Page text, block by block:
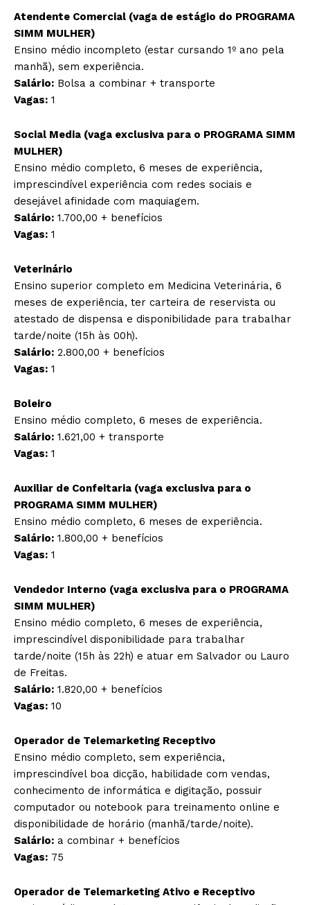
Atendente Comercial (vaga de estágio do PROGRAMA
SIMM MULHER)
Ensino médio incompleto (estar cursando 1º ano pela
manhã), sem experiência.
Salário: Bolsa a combinar + transporte
Vagas: 1
Social Media (vaga exclusiva para o PROGRAMA SIMM
MULHER)
Ensino médio completo, 6 meses de experiência,
imprescindível experiência com redes sociais e
desejável afinidade com maquiagem.
Salário: 1.700,00 + benefícios
Vagas: 1
Veterinário
Ensino superior completo em Medicina Veterinária, 6
meses de experiência, ter carteira de reservista ou
atestado de dispensa e disponibilidade para trabalhar
tarde/noite (15h às 00h).
Salário: 2.800,00 + benefícios
Vagas: 1
Boleiro
Ensino médio completo, 6 meses de experiência.
Salário: 1.621,00 + transporte
Vagas: 1
Auxiliar de Confeitaria (vaga exclusiva para o
PROGRAMA SIMM MULHER)
Ensino médio completo, 6 meses de experiência.
Salário: 1.800,00 + benefícios
Vagas: 1
Vendedor Interno (vaga exclusiva para o PROGRAMA
SIMM MULHER)
Ensino médio completo, 6 meses de experiência,
imprescindível disponibilidade para trabalhar
tarde/noite (15h às 22h) e atuar em Salvador ou Lauro
de Freitas.
Salário: 1.820,00 + benefícios
Vagas: 10
Operador de Telemarketing Receptivo
Ensino médio completo, sem experiência,
imprescindível boa dicção, habilidade com vendas,
conhecimento de informática e digitação, possuir
computador ou notebook para treinamento online e
disponibilidade de horário (manhã/tarde/noite).
Salário: a combinar + benefícios
Vagas: 75
Operador de Telemarketing Ativo e Receptivo